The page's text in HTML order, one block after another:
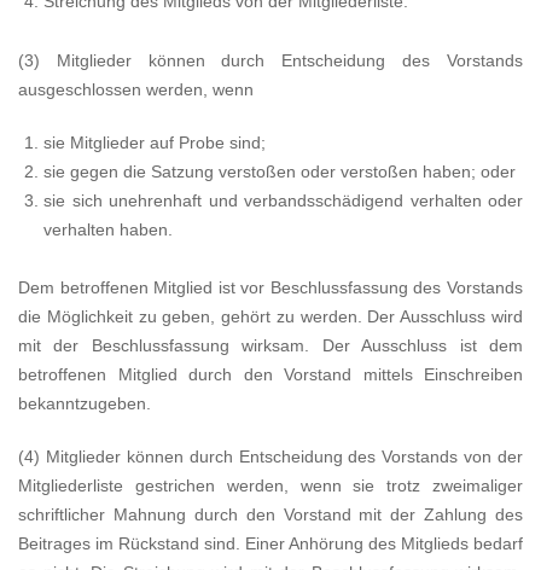
(3) Mitglieder können durch Entscheidung des Vorstands
ausgeschlossen werden, wenn
sie Mitglieder auf Probe sind;
sie gegen die Satzung verstoßen oder verstoßen haben; oder
sie sich unehrenhaft und verbandsschädigend verhalten oder
verhalten haben.
Dem betroffenen Mitglied ist vor Beschlussfassung des Vorstands
die Möglichkeit zu geben, gehört zu werden. Der Ausschluss wird
mit der Beschlussfassung wirksam. Der Ausschluss ist dem
betroffenen Mitglied durch den Vorstand mittels Einschreiben
bekanntzugeben.
(4) Mitglieder können durch Entscheidung des Vorstands von der
Mitgliederliste gestrichen werden, wenn sie trotz zweimaliger
schriftlicher Mahnung durch den Vorstand mit der Zahlung des
Beitrages im Rückstand sind. Einer Anhörung des Mitglieds bedarf